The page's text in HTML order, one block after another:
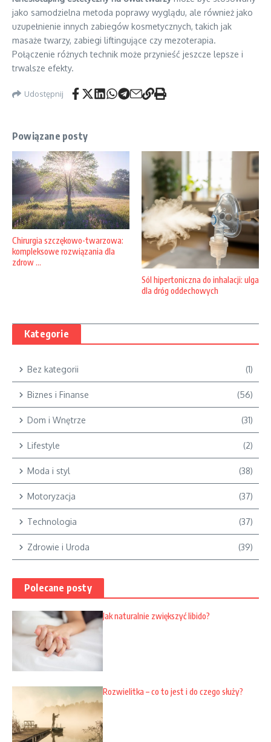
jako samodzielna metoda poprawy wyglądu, ale również jako
uzupełnienie innych zabiegów kosmetycznych, takich jak
masaże twarzy, zabiegi liftingujące czy mezoterapia.
Połączenie różnych technik może przynieść jeszcze lepsze i
trwalsze efekty.
Udostępnij
Powiązane posty
Chirurgia szczękowo-twarzowa:
kompleksowe rozwiązania dla
zdrow ...
Sól hipertoniczna do inhalacji: ulga
dla dróg oddechowych
Kategorie
Bez kategorii (1)
Biznes i Finanse (56)
Dom i Wnętrze (31)
Lifestyle (2)
Moda i styl (38)
Motoryzacja (37)
Technologia (37)
Zdrowie i Uroda (39)
Polecane posty
Jak naturalnie zwiększyć libido?
Rozwielitka – co to jest i do czego służy?